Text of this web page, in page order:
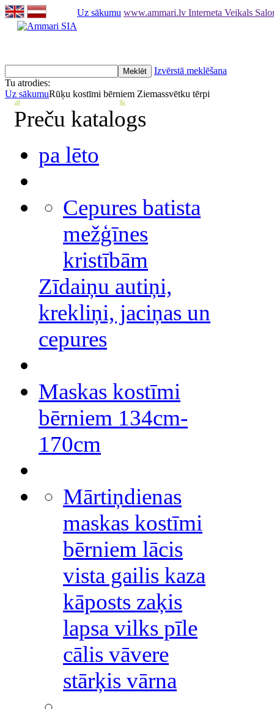
Uz sākumu www.ammari.lv Interneta Veikals
Izvērstā meklēšana
Tu atrodies:
Uz sākumuRūķu kostīmi bērniem Ziemassvētku tērpi
Preču katalogs
pa lēto
Cepures batista
mežģīnes
kristībām
Zīdaiņu autiņi,
krekliņi, jaciņas un
cepures
Maskas kostīmi
bērniem 134cm-
170cm
Mārtiņdienas
maskas kostīmi
bērniem lācis
vista gailis kaza
kāposts zaķis
lapsa vilks pīle
cālis vāvere
stārķis vārna